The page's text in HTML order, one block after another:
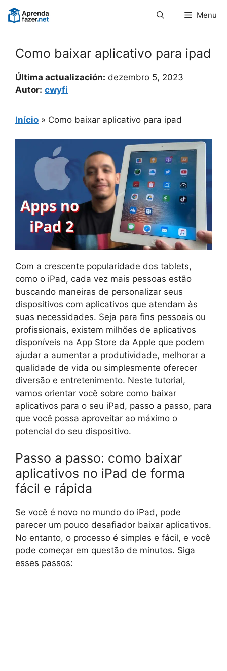
Pular
para
Menu
Como baixar aplicativo para ipad
Última actualización: dezembro 5, 2023
Autor: cwyfi
Início » Como baixar aplicativo para ipad
Com a crescente popularidade dos tablets,
como o iPad, cada vez mais pessoas estão
buscando maneiras de personalizar seus
dispositivos com aplicativos que atendam às
suas necessidades. Seja para fins pessoais ou
profissionais, existem milhões de aplicativos
disponíveis na App Store da Apple que podem
ajudar a aumentar a produtividade, melhorar a
qualidade de vida ou simplesmente oferecer
diversão e entretenimento. Neste tutorial,
vamos orientar você sobre como baixar
aplicativos para o seu iPad, passo a passo, para
que você possa aproveitar ao máximo o
potencial do seu dispositivo.
Passo a passo: como baixar
aplicativos no iPad de forma
fácil e rápida
Se você é novo no mundo do iPad, pode
parecer um pouco desafiador baixar aplicativos.
No entanto, o processo é simples e fácil, e você
pode começar em questão de minutos. Siga
esses passos: